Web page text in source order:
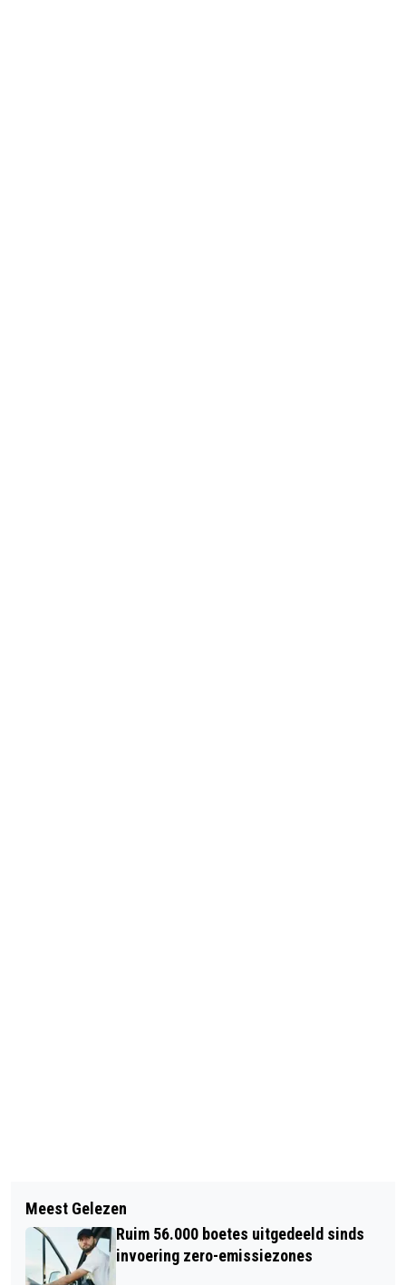
RAVAGE A16 DOOR ONGELUK
VRACHTWAGEN
AANPAK WEBWINKELS DIE REGELS
OVERTREDEN
Meest Gelezen
Ruim 56.000 boetes uitgedeeld sinds
invoering zero-emissiezones